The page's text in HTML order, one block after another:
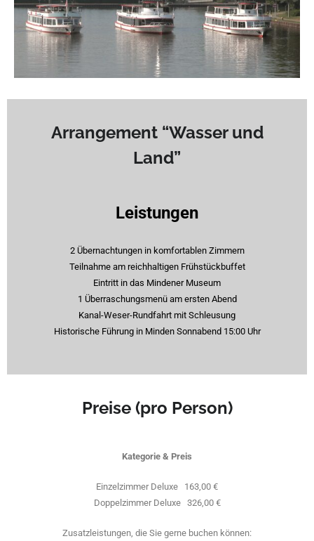
Arrangement “Wasser und
Land”
Leistungen
2 Übernachtungen in komfortablen Zimmern
Teilnahme am reichhaltigen Frühstückbuffet
Eintritt in das Mindener Museum
1 Überraschungsmenü am ersten Abend
Kanal-Weser-Rundfahrt mit Schleusung
Historische Führung in Minden Sonnabend 15:00 Uhr
Preise (pro Person)
Kategorie & Preis
Einzelzimmer Deluxe 163,00 €
Doppelzimmer Deluxe 326,00 €
Zusatzleistungen, die Sie gerne buchen können: